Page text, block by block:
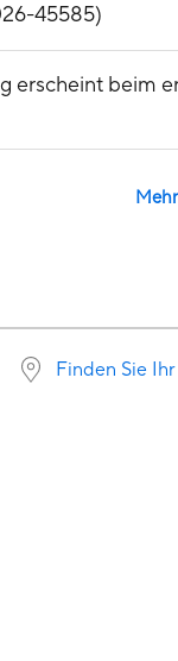
Finden Sie
45585)
erscheint beim